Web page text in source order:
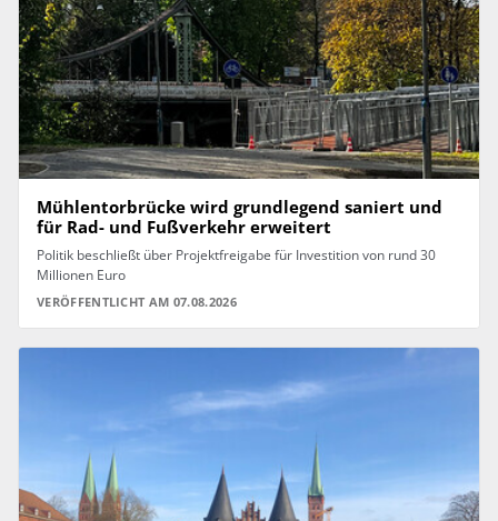
Mühlentorbrücke wird grundlegend saniert und
für Rad- und Fußverkehr erweitert
Politik beschließt über Projektfreigabe für Investition von rund 30
Millionen Euro
VERÖFFENTLICHT AM 07.08.2026